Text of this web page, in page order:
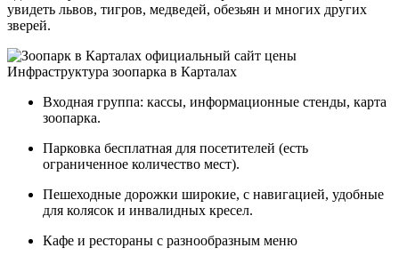
увидеть львов, тигров, медведей, обезьян и многих других
зверей.
Инфраструктура зоопарка в Карталах
Входная группа: кассы, информационные стенды, карта
зоопарка.
Парковка бесплатная для посетителей (есть
ограниченное количество мест).
Пешеходные дорожки широкие, с навигацией, удобные
для колясок и инвалидных кресел.
Кафе и рестораны с разнообразным меню